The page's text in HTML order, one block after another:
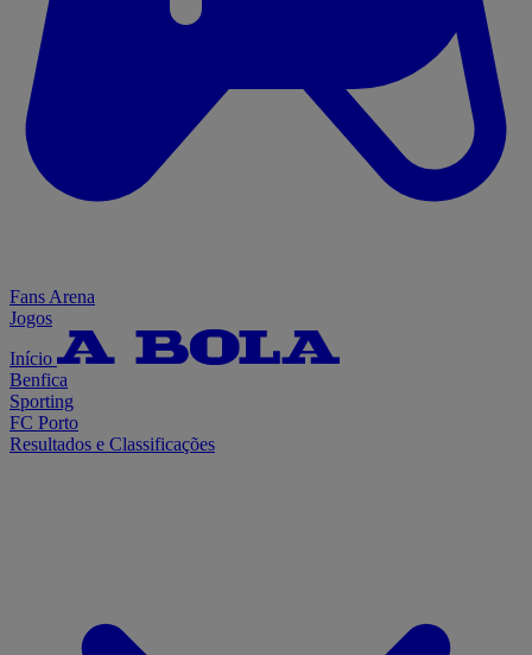
Fans Arena
Jogos
Início
Benfica
Sporting
FC Porto
Resultados e Classificações